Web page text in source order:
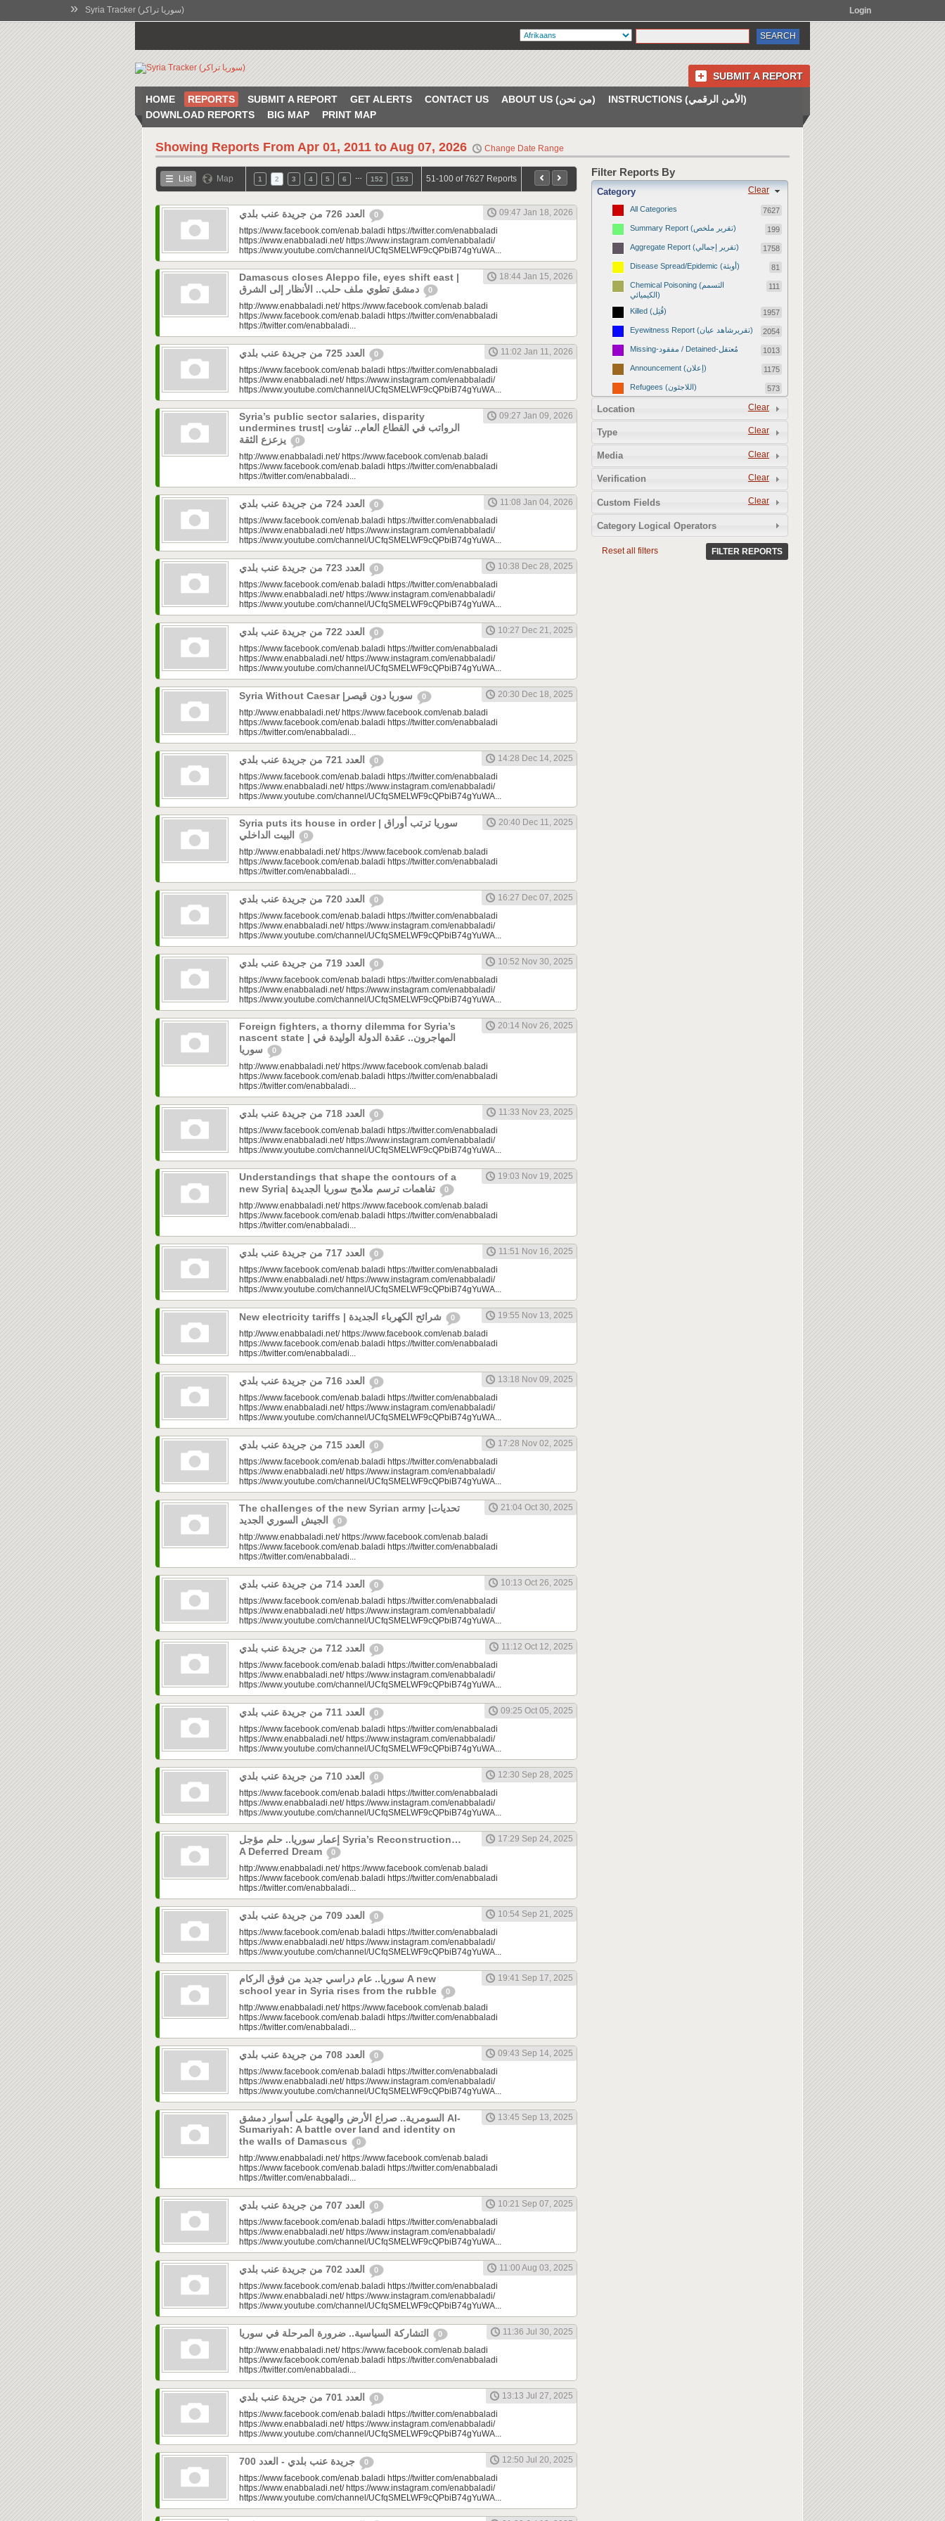
» Syria Tracker (سوريا تراكر) Login
SUBMIT A REPORT
HOME REPORTS SUBMIT A REPORT GET ALERTS CONTACT US ABOUT US (من نحن)
INSTRUCTIONS (الأمن الرقمي)
DOWNLOAD REPORTS
BIG MAP PRINT MAP
Showing Reports From Apr 01, 2011 to Aug 07, 2026 Change Date Range
List Map 1 2 3 4 5 6 152 153 51-100 of 7627 Reports
0
09:47 Jan 18, 2026
https://www.facebook.com/enab.baladi https://twitter.com/enabbaladi
https://www.enabbaladi.net/ https://www.instagram.com/enabbaladi/
https://www.youtube.com/channel/UCfqSMELWF9cQPbiB74gYuWA...
Damascus closes Aleppo file, eyes shift east |
0
18:44 Jan 15, 2026
http://www.enabbaladi.net/ https://www.facebook.com/enab.baladi
https://www.facebook.com/enab.baladi https://twitter.com/enabbaladi
https://twitter.com/enabbaladi...
0
11:02 Jan 11, 2026
https://www.facebook.com/enab.baladi https://twitter.com/enabbaladi
https://www.enabbaladi.net/ https://www.instagram.com/enabbaladi/
https://www.youtube.com/channel/UCfqSMELWF9cQPbiB74gYuWA...
Syria’s public sector salaries, disparity
undermines trust| الرواتب في القطاع العام.. تفاوت
0
09:27 Jan 09, 2026
http://www.enabbaladi.net/ https://www.facebook.com/enab.baladi
https://www.facebook.com/enab.baladi https://twitter.com/enabbaladi
https://twitter.com/enabbaladi...
0
11:08 Jan 04, 2026
https://www.facebook.com/enab.baladi https://twitter.com/enabbaladi
https://www.enabbaladi.net/ https://www.instagram.com/enabbaladi/
https://www.youtube.com/channel/UCfqSMELWF9cQPbiB74gYuWA...
0
10:38 Dec 28, 2025
https://www.facebook.com/enab.baladi https://twitter.com/enabbaladi
https://www.enabbaladi.net/ https://www.instagram.com/enabbaladi/
https://www.youtube.com/channel/UCfqSMELWF9cQPbiB74gYuWA...
0
10:27 Dec 21, 2025
https://www.facebook.com/enab.baladi https://twitter.com/enabbaladi
https://www.enabbaladi.net/ https://www.instagram.com/enabbaladi/
https://www.youtube.com/channel/UCfqSMELWF9cQPbiB74gYuWA...
0
20:30 Dec 18, 2025
http://www.enabbaladi.net/ https://www.facebook.com/enab.baladi
https://www.facebook.com/enab.baladi https://twitter.com/enabbaladi
https://twitter.com/enabbaladi...
0
14:28 Dec 14, 2025
https://www.facebook.com/enab.baladi https://twitter.com/enabbaladi
https://www.enabbaladi.net/ https://www.instagram.com/enabbaladi/
https://www.youtube.com/channel/UCfqSMELWF9cQPbiB74gYuWA...
Syria puts its house in order | سوريا ترتب أوراق
0
20:40 Dec 11, 2025
http://www.enabbaladi.net/ https://www.facebook.com/enab.baladi
https://www.facebook.com/enab.baladi https://twitter.com/enabbaladi
https://twitter.com/enabbaladi...
0
16:27 Dec 07, 2025
https://www.facebook.com/enab.baladi https://twitter.com/enabbaladi
https://www.enabbaladi.net/ https://www.instagram.com/enabbaladi/
https://www.youtube.com/channel/UCfqSMELWF9cQPbiB74gYuWA...
0
10:52 Nov 30, 2025
https://www.facebook.com/enab.baladi https://twitter.com/enabbaladi
https://www.enabbaladi.net/ https://www.instagram.com/enabbaladi/
https://www.youtube.com/channel/UCfqSMELWF9cQPbiB74gYuWA...
Foreign fighters, a thorny dilemma for Syria’s
nascent state | المهاجرون.. عقدة الدولة الوليدة في
0
20:14 Nov 26, 2025
http://www.enabbaladi.net/ https://www.facebook.com/enab.baladi
https://www.facebook.com/enab.baladi https://twitter.com/enabbaladi
https://twitter.com/enabbaladi...
0
11:33 Nov 23, 2025
https://www.facebook.com/enab.baladi https://twitter.com/enabbaladi
https://www.enabbaladi.net/ https://www.instagram.com/enabbaladi/
https://www.youtube.com/channel/UCfqSMELWF9cQPbiB74gYuWA...
Understandings that shape the contours of a
0
19:03 Nov 19, 2025
http://www.enabbaladi.net/ https://www.facebook.com/enab.baladi
https://www.facebook.com/enab.baladi https://twitter.com/enabbaladi
https://twitter.com/enabbaladi...
0
11:51 Nov 16, 2025
https://www.facebook.com/enab.baladi https://twitter.com/enabbaladi
https://www.enabbaladi.net/ https://www.instagram.com/enabbaladi/
https://www.youtube.com/channel/UCfqSMELWF9cQPbiB74gYuWA...
0
19:55 Nov 13, 2025
http://www.enabbaladi.net/ https://www.facebook.com/enab.baladi
https://www.facebook.com/enab.baladi https://twitter.com/enabbaladi
https://twitter.com/enabbaladi...
0
13:18 Nov 09, 2025
https://www.facebook.com/enab.baladi https://twitter.com/enabbaladi
https://www.enabbaladi.net/ https://www.instagram.com/enabbaladi/
https://www.youtube.com/channel/UCfqSMELWF9cQPbiB74gYuWA...
0
17:28 Nov 02, 2025
https://www.facebook.com/enab.baladi https://twitter.com/enabbaladi
https://www.enabbaladi.net/ https://www.instagram.com/enabbaladi/
https://www.youtube.com/channel/UCfqSMELWF9cQPbiB74gYuWA...
The challenges of the new Syrian army |تحديات
0
21:04 Oct 30, 2025
http://www.enabbaladi.net/ https://www.facebook.com/enab.baladi
https://www.facebook.com/enab.baladi https://twitter.com/enabbaladi
https://twitter.com/enabbaladi...
0
10:13 Oct 26, 2025
https://www.facebook.com/enab.baladi https://twitter.com/enabbaladi
https://www.enabbaladi.net/ https://www.instagram.com/enabbaladi/
https://www.youtube.com/channel/UCfqSMELWF9cQPbiB74gYuWA...
0
11:12 Oct 12, 2025
https://www.facebook.com/enab.baladi https://twitter.com/enabbaladi
https://www.enabbaladi.net/ https://www.instagram.com/enabbaladi/
https://www.youtube.com/channel/UCfqSMELWF9cQPbiB74gYuWA...
0
09:25 Oct 05, 2025
https://www.facebook.com/enab.baladi https://twitter.com/enabbaladi
https://www.enabbaladi.net/ https://www.instagram.com/enabbaladi/
https://www.youtube.com/channel/UCfqSMELWF9cQPbiB74gYuWA...
0
12:30 Sep 28, 2025
https://www.facebook.com/enab.baladi https://twitter.com/enabbaladi
https://www.enabbaladi.net/ https://www.instagram.com/enabbaladi/
https://www.youtube.com/channel/UCfqSMELWF9cQPbiB74gYuWA...
إعمار سوريا.. حلم مؤجل Syria’s Reconstruction…
A Deferred Dream
0
17:29 Sep 24, 2025
http://www.enabbaladi.net/ https://www.facebook.com/enab.baladi
https://www.facebook.com/enab.baladi https://twitter.com/enabbaladi
https://twitter.com/enabbaladi...
0
10:54 Sep 21, 2025
https://www.facebook.com/enab.baladi https://twitter.com/enabbaladi
https://www.enabbaladi.net/ https://www.instagram.com/enabbaladi/
https://www.youtube.com/channel/UCfqSMELWF9cQPbiB74gYuWA...
سوريا.. عام دراسي جديد من فوق الركام A new
school year in Syria rises from the rubble
0
19:41 Sep 17, 2025
http://www.enabbaladi.net/ https://www.facebook.com/enab.baladi
https://www.facebook.com/enab.baladi https://twitter.com/enabbaladi
https://twitter.com/enabbaladi...
0
09:43 Sep 14, 2025
https://www.facebook.com/enab.baladi https://twitter.com/enabbaladi
https://www.enabbaladi.net/ https://www.instagram.com/enabbaladi/
https://www.youtube.com/channel/UCfqSMELWF9cQPbiB74gYuWA...
السومرية.. صراع الأرض والهوية على أسوار دمشق Al-
Sumariyah: A battle over land and identity on
the walls of Damascus
0
13:45 Sep 13, 2025
http://www.enabbaladi.net/ https://www.facebook.com/enab.baladi
https://www.facebook.com/enab.baladi https://twitter.com/enabbaladi
https://twitter.com/enabbaladi...
0
10:21 Sep 07, 2025
https://www.facebook.com/enab.baladi https://twitter.com/enabbaladi
https://www.enabbaladi.net/ https://www.instagram.com/enabbaladi/
https://www.youtube.com/channel/UCfqSMELWF9cQPbiB74gYuWA...
0
11:00 Aug 03, 2025
https://www.facebook.com/enab.baladi https://twitter.com/enabbaladi
https://www.enabbaladi.net/ https://www.instagram.com/enabbaladi/
https://www.youtube.com/channel/UCfqSMELWF9cQPbiB74gYuWA...
0
11:36 Jul 30, 2025
http://www.enabbaladi.net/ https://www.facebook.com/enab.baladi
https://www.facebook.com/enab.baladi https://twitter.com/enabbaladi
https://twitter.com/enabbaladi...
0
13:13 Jul 27, 2025
https://www.facebook.com/enab.baladi https://twitter.com/enabbaladi
https://www.enabbaladi.net/ https://www.instagram.com/enabbaladi/
https://www.youtube.com/channel/UCfqSMELWF9cQPbiB74gYuWA...
0
12:50 Jul 20, 2025
https://www.facebook.com/enab.baladi https://twitter.com/enabbaladi
https://www.enabbaladi.net/ https://www.instagram.com/enabbaladi/
https://www.youtube.com/channel/UCfqSMELWF9cQPbiB74gYuWA...
Filter Reports By
Clear
Category
All Categories 7627
Summary Report (تقرير ملخص) 199
Aggregate Report (تقرير إجمالي) 1758
Disease Spread/Epidemic (أوبئة) 81
Chemical Poisoning (التسمم
الكيميائي)
111
Killed (قُتِل) 1957
Eyewitness Report (تقريرشاهد عيان) 2054
Missing-مفقود / Detained-مُعتقل 1013
Announcement (إعلان) 1175
Refugees (اللاجئون) 573
1672
Revenge Killings (القتل بدافع الانتقام) 11
2
13
Clear
Location
Clear
Type
Clear
Media
Clear
Verification
Clear
Custom Fields
Category Logical Operators
Reset all filters FILTER REPORTS